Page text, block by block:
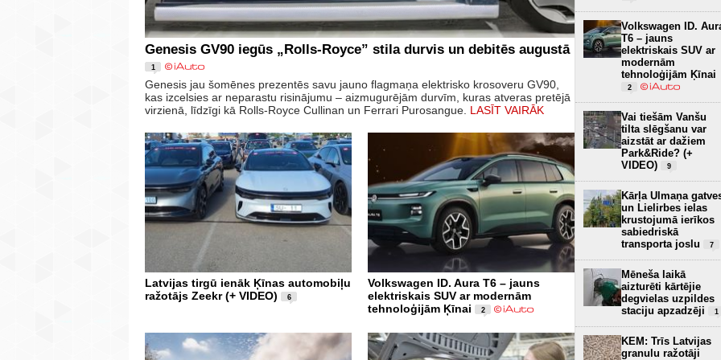
Genesis GV90 iegūs „Rolls-Royce” stila durvis un debitēs augustā
1
Genesis jau šomēnes prezentēs savu jauno flagmaņa elektrisko krosoveru GV90,
kas izcelsies ar neparastu risinājumu – aizmugurējām durvīm, kuras atveras pretējā
virzienā, līdzīgi kā Rolls-Royce Cullinan un Ferrari Purosangue. LASĪT VAIRĀK
Latvijas tirgū ienāk Ķīnas automobiļu
ražotājs Zeekr (+ VIDEO)
6
Volkswagen ID. Aura T6 – jauns
elektriskais SUV ar modernām
tehnoloģijām Ķīnai
2
Volkswagen ID.
T6 – jauns
elektriskais SUV ar
modernām
tehnoloģijām Ķīnai
2
Vai tiešām Vanšu
tilta slēgšanu var
aizstāt ar dažiem
Park&Ride? (+
VIDEO)
9
Kārļa Ulmaņa
un Lielirbes ielas
krustojumā ierīkos
sabiedriskā
transporta joslu
7
Mēneša laikā
aizturēti kārtējie
degvielas uzpildes
staciju apzadzēji
1
KEM: Trīs Latvijas
granulu ražotāji